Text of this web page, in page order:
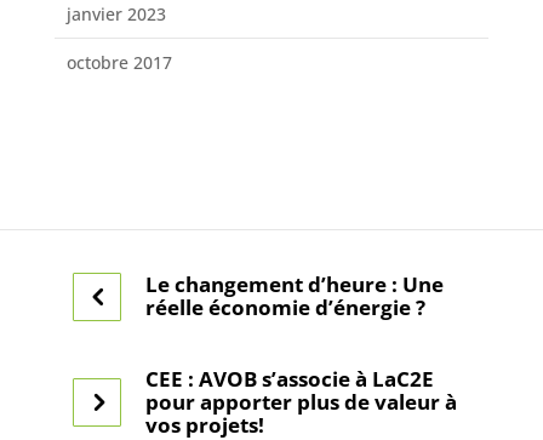
janvier 2023
octobre 2017
Le changement d’heure : Une
réelle économie d’énergie ?
CEE : AVOB s’associe à LaC2E
pour apporter plus de valeur à
vos projets!